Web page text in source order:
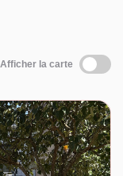
Afficher la carte